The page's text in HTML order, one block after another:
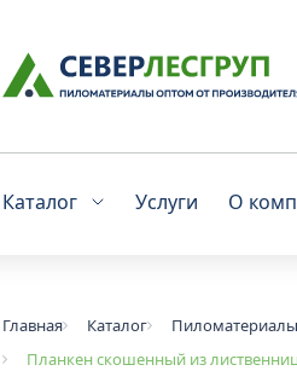
Каталог Услуги О
Главная Каталог
Планкен скошенный из